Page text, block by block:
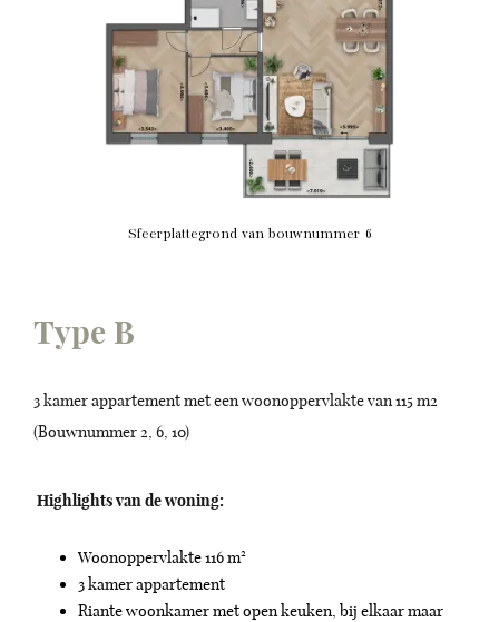
Sfeerplattegrond van bouwnummer 6
Type B
3 kamer appartement met een woonoppervlakte van 115 m2
(Bouwnummer 2, 6, 10)
Highlights van de woning:
Woonoppervlakte 116 m²
3 kamer appartement
Riante woonkamer met open keuken, bij elkaar maar